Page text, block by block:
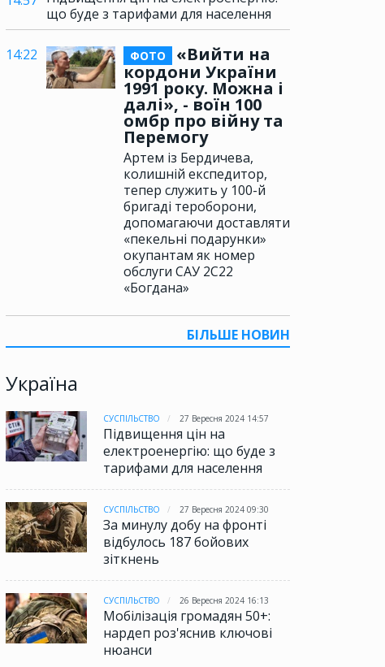
що буде з тарифами для населення
14:22 ФОТО
«Вийти на
кордони України
1991 року. Можна і
далі», - воїн 100
омбр про війну та
Перемогу
Артем із Бердичева,
колишній експедитор,
тепер служить у 100-й
бригаді тероборони,
допомагаючи доставляти
«пекельні подарунки»
окупантам як номер
обслуги САУ 2С22
«Богдана»
БІЛЬШЕ НОВИН
Україна
СУСПІЛЬСТВО 27 Вересня 2024 14:57
Підвищення цін на
електроенергію: що буде з
тарифами для населення
СУСПІЛЬСТВО 27 Вересня 2024 09:30
За минулу добу на фронті
відбулось 187 бойових
зіткнень
СУСПІЛЬСТВО 26 Вересня 2024 16:13
Мобілізація громадян 50+:
нардеп роз'яснив ключові
нюанси